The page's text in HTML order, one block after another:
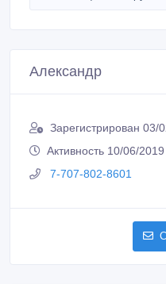
Александр
Зарегистрирован 03/
Активность 10/06/
7-707-802-8601